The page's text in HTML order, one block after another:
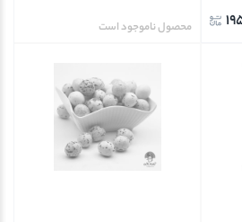
محصول ناموجود است